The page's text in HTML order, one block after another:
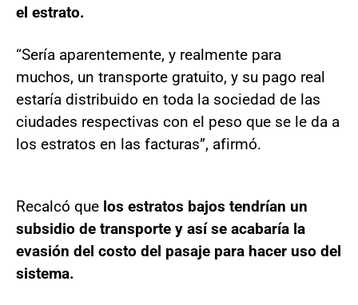
el estrato.
“Sería aparentemente, y realmente para
muchos, un transporte gratuito, y su pago real
estaría distribuido en toda la sociedad de las
ciudades respectivas con el peso que se le da a
los estratos en las facturas”, afirmó.
Recalcó que los estratos bajos tendrían un
subsidio de transporte y así se acabaría la
evasión del costo del pasaje para hacer uso del
sistema.